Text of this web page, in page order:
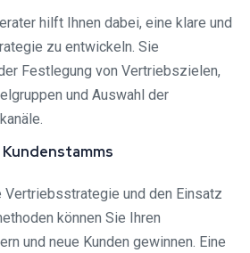
hilft Ihnen dabei, eine klare und
zu entwickeln. Sie
Festlegung von Vertriebszielen,
und Auswahl der
Vertriebsstrategie und den Einsatz
können Sie Ihren
und neue Kunden gewinnen. Eine